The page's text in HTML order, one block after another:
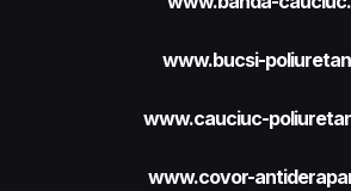
www.bucsi-
www.cauciuc-
www.covor-